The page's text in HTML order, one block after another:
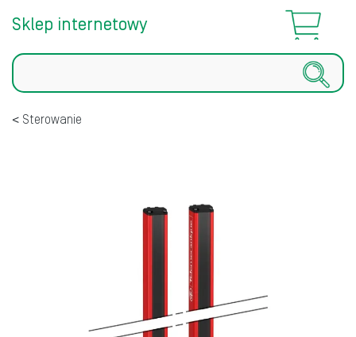
Sklep internetowy
Szukaj
Sterowanie